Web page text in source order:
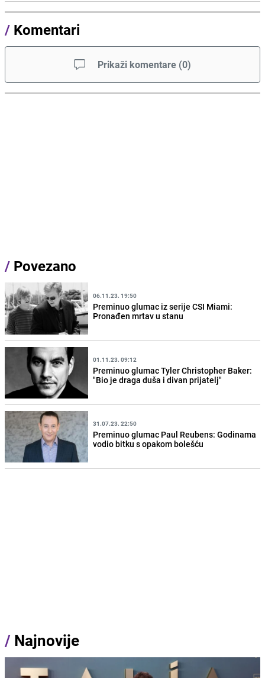
/ Komentari
Prikaži komentare (0)
/ Povezano
06.11.23. 19:50
Preminuo glumac iz serije CSI Miami:
Pronađen mrtav u stanu
01.11.23. 09:12
Preminuo glumac Tyler Christopher Baker:
"Bio je draga duša i divan prijatelj"
31.07.23. 22:50
Preminuo glumac Paul Reubens: Godinama
vodio bitku s opakom bolešću
/ Najnovije